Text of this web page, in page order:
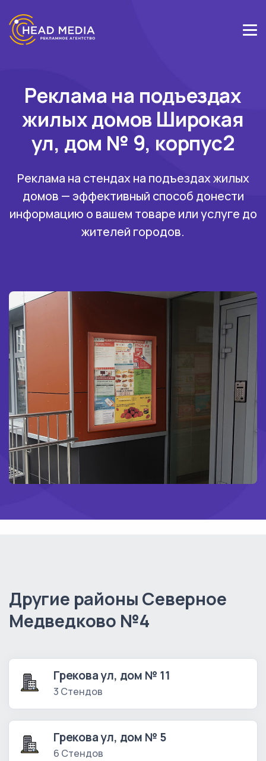
Реклама на подъездах
жилых домов Широкая
ул, дом № 9, корпус2
Реклама на стендах на подъездах жилых
домов — эффективный способ донести
информацию о вашем товаре или услуге до
жителей городов.
Другие районы Северное
Медведково №4
Грекова ул, дом № 11
3 Стендов
Грекова ул, дом № 5
6 Стендов